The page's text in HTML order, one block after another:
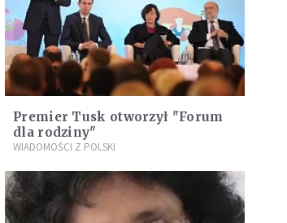
Premier Tusk otworzył "Forum
dla rodziny"
WIADOMOŚCI Z POLSKI